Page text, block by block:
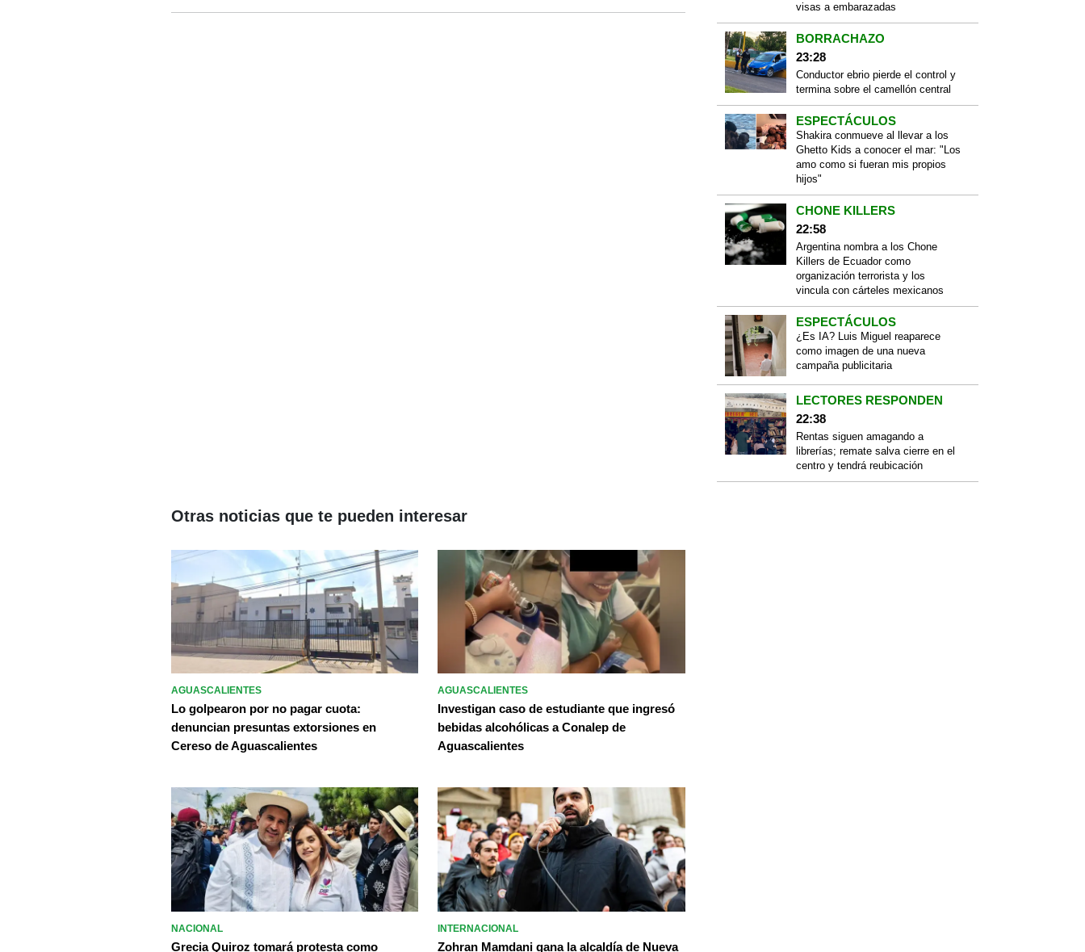
visas a embarazadas
BORRACHAZO
23:28
Conductor ebrio pierde el control y
termina sobre el camellón central
ESPECTÁCULOS
Shakira conmueve al llevar a los
Ghetto Kids a conocer el mar: "Los
amo como si fueran mis propios
hijos"
CHONE KILLERS
22:58
Argentina nombra a los Chone
Killers de Ecuador como
organización terrorista y los
vincula con cárteles mexicanos
ESPECTÁCULOS
¿Es IA? Luis Miguel reaparece
como imagen de una nueva
campaña publicitaria
LECTORES RESPONDEN
22:38
Rentas siguen amagando a
librerías; remate salva cierre en el
centro y tendrá reubicación
Otras noticias que te pueden interesar
AGUASCALIENTES
Lo golpearon por no pagar cuota:
denuncian presuntas extorsiones en
Cereso de Aguascalientes
AGUASCALIENTES
Investigan caso de estudiante que ingresó
bebidas alcohólicas a Conalep de
Aguascalientes
NACIONAL
Grecia Quiroz tomará protesta como
INTERNACIONAL
Zohran Mamdani gana la alcaldía de Nueva